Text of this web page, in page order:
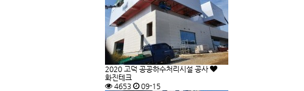
2020 고덕 공공하수처리시설 공사
화진테크
4653
09-15